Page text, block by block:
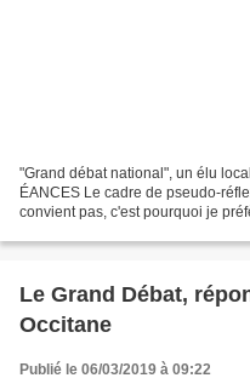
"Grand débat national", un élu
ÉANCES Le cadre de pseudo-
convient pas, c'est pourquoi je
Le Grand Débat,
Occitane
Publié le 06/03/2019 à 09:22